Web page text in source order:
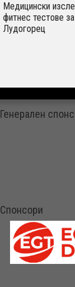
Медицински
фитнес тестове
Лудогорец
Генерален
Спонсори